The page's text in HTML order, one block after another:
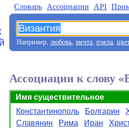
Словарь Aссоциации API
Например, любовь, мечта, пчела,
Ассоциации к слову
Имя существительное
Константинополь
Болгарин
Славянин
Рима Иран